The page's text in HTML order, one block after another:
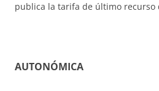
publica la tarifa de último recurso
AUTONÓMICA